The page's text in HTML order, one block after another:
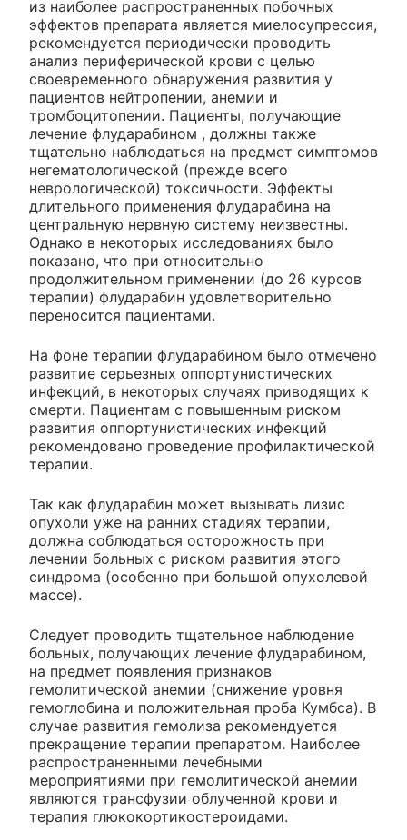
из наиболее распространенных побочных
эффектов препарата является миелосупрессия,
рекомендуется периодически проводить
анализ периферической крови с целью
своевременного обнаружения развития у
пациентов нейтропении, анемии и
тромбоцитопении. Пациенты, получающие
лечение флударабином , должны также
тщательно наблюдаться на предмет симптомов
негематологической (прежде всего
неврологической) токсичности. Эффекты
длительного применения флударабина на
центральную нервную систему неизвестны.
Однако в некоторых исследованиях было
показано, что при относительно
продолжительном применении (до 26 курсов
терапии) флударабин удовлетворительно
переносится пациентами.
На фоне терапии флударабином было отмечено
развитие серьезных оппортунистических
инфекций, в некоторых случаях приводящих к
смерти. Пациентам с повышенным риском
развития оппортунистических инфекций
рекомендовано проведение профилактической
терапии.
Так как флударабин может вызывать лизис
опухоли уже на ранних стадиях терапии,
должна соблюдаться осторожность при
лечении больных с риском развития этого
синдрома (особенно при большой опухолевой
массе).
Следует проводить тщательное наблюдение
больных, получающих лечение флударабином,
на предмет появления признаков
гемолитической анемии (снижение уровня
гемоглобина и положительная проба Кумбса). В
случае развития гемолиза рекомендуется
прекращение терапии препаратом. Наиболее
распространенными лечебными
мероприятиями при гемолитической анемии
являются трансфузии облученной крови и
терапия глюкокортикостероидами.